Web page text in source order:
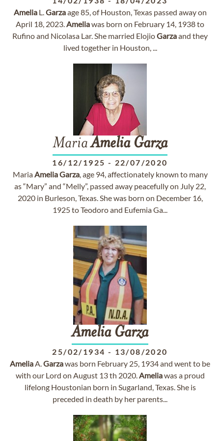
AmeliaL.Garzaage 85, of Houston, Texas passed away on
April 18, 2023.Ameliawas born on February 14, 1938 to
Rufino and Nicolasa Lar. She married ElojioGarzaand they
lived together in Houston, ...
MariaAmelia Garza
16/12/1925 - 22/07/2020
MariaAmeliaGarza, age 94, affectionately known to many
as “Mary” and “Melly”, passed away peacefully on July 22,
2020 in Burleson, Texas. She was born on December 16,
1925 to Teodoro and Eufemia Ga...
Amelia Garza
25/02/1934 - 13/08/2020
AmeliaA.Garzawas born February 25, 1934 and went to be
with our Lord on August 13 th 2020.Ameliawas a proud
lifelong Houstonian born in Sugarland, Texas. She is
preceded in death by her parents...